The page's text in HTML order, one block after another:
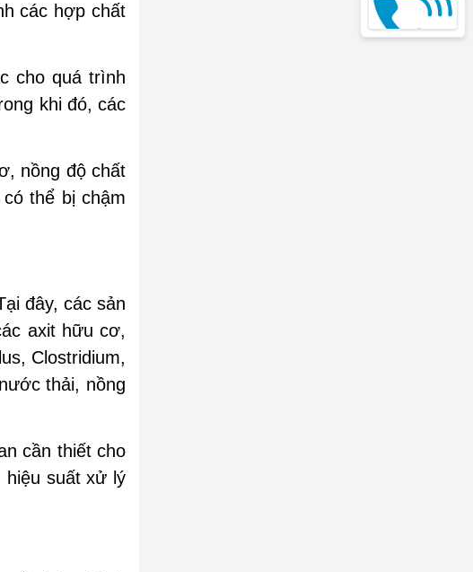
các hợp chất
cho quá trình
khi đó, các
nồng độ chất
thể bị chậm
đây, các sản
axit hữu cơ,
Clostridium,
thải, nồng
cần thiết cho
hiệu suất xử lý